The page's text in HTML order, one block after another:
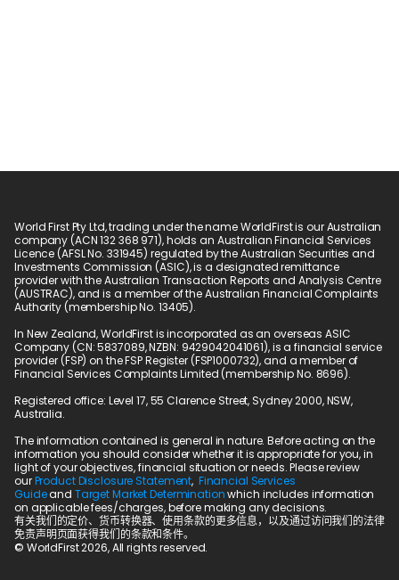
World First Pty Ltd, trading under the name WorldFirst is our Australian
company (ACN 132 368 971), holds an Australian Financial Services
Licence (AFSL No. 331945) regulated by the Australian Securities and
Investments Commission (ASIC), is a designated remittance
provider with the Australian Transaction Reports and Analysis Centre
(AUSTRAC), and is a member of the Australian Financial Complaints
Authority (membership No. 13405).
In New Zealand, WorldFirst is incorporated as an overseas ASIC
Company (CN: 5837089, NZBN: 9429042041061), is a financial service
provider (FSP) on the FSP Register (FSP1000732), and a member of
Financial Services Complaints Limited (membership No. 8696).
Registered office: Level 17, 55 Clarence Street, Sydney 2000, NSW,
Australia.
The information contained is general in nature. Before acting on the
information you should consider whether it is appropriate for you, in
light of your objectives, financial situation or needs. Please review
our Product Disclosure Statement, Financial Services
Guide and Target Market Determination which includes information
on applicable fees/charges, before making any decisions.
有关我们的定价、货币转换器、使用条款的更多信息，以及通过访问我们的法律
免责声明页面获得我们的条款和条件。
© WorldFirst 2026, All rights reserved.